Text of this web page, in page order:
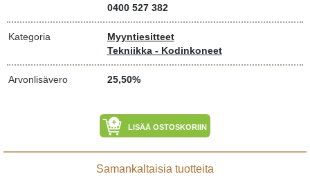
0400 527 382
Kategoria
Myyntiesitteet
Tekniikka - Kodinkoneet
Arvonlisävero 25,50%
LISÄÄ OSTOSKORIIN
Samankaltaisia tuotteita